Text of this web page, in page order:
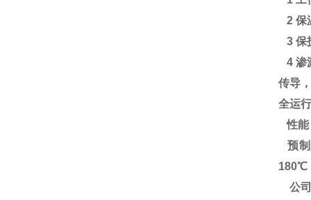
2 保
3 保
4 渗
传导
全运
性
预制
180℃
公